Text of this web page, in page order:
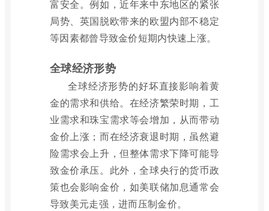
富安全。例如，近年来中东地区的紧张
局势、英国脱欧带来的欧盟内部不稳定
等因素都曾导致金价短期内快速上涨。
全球经济形势
全球经济形势的好坏直接影响着黄
金的需求和供给。在经济繁荣时期，工
业需求和珠宝需求等会增加，从而带动
金价上涨；而在经济衰退时期，虽然避
险需求会上升，但整体需求下降可能导
致金价承压。此外，全球央行的货币政
策也会影响金价，如美联储加息通常会
导致美元走强，进而压制金价。